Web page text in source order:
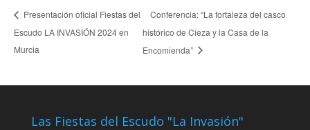
Presentación oficial Fiestas del
Escudo LA INVASIÓN 2024 en
Murcia
Conferencia: “La fortaleza del casco
histórico de Cieza y la Casa de la
Encomienda”
Las Fiestas del Escudo "La Invasión"